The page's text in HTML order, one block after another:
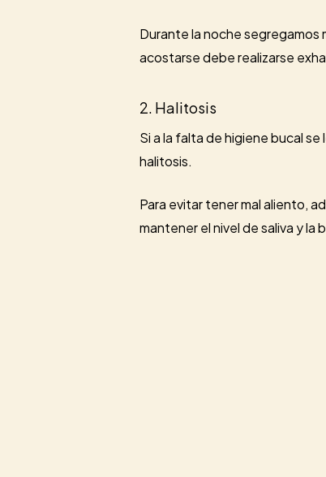
Durante la noche segregamos
acostarse debe realizarse
2. Halitosis
Si a la falta de higiene bucal
halitosis.
Para evitar tener mal aliento,
mantener el nivel de saliva y la